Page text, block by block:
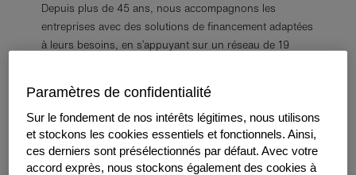
Depuis plus de 45 ans, nous accompagnons les
entreprises avec des solutions de financement adaptées
à leurs besoins, en s’appuyant sur un réseau de 19
Les avantages de la location
financière
Paramètres de confidentialité
Sur le fondement de nos intérêts légitimes, nous utilisons
et stockons les cookies essentiels et fonctionnels. Ainsi,
ces derniers sont présélectionnés par défaut. Avec votre
accord exprès, nous stockons également des cookies à